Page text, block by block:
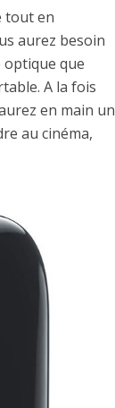
tout en
aurez besoin
optique que
A la fois
en main un
au cinéma,